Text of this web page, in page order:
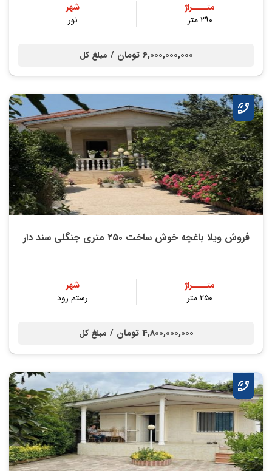
متــــراژ
۲۹۰ متر
شهر
نور
6,000,000,000 تومان / مبلغ کل
فروش ویلا باغچه خوش ساخت ۲۵۰ متری جنگلی سند دار
متــــراژ
۲۵۰ متر
شهر
رستم رود
4,800,000,000 تومان / مبلغ کل